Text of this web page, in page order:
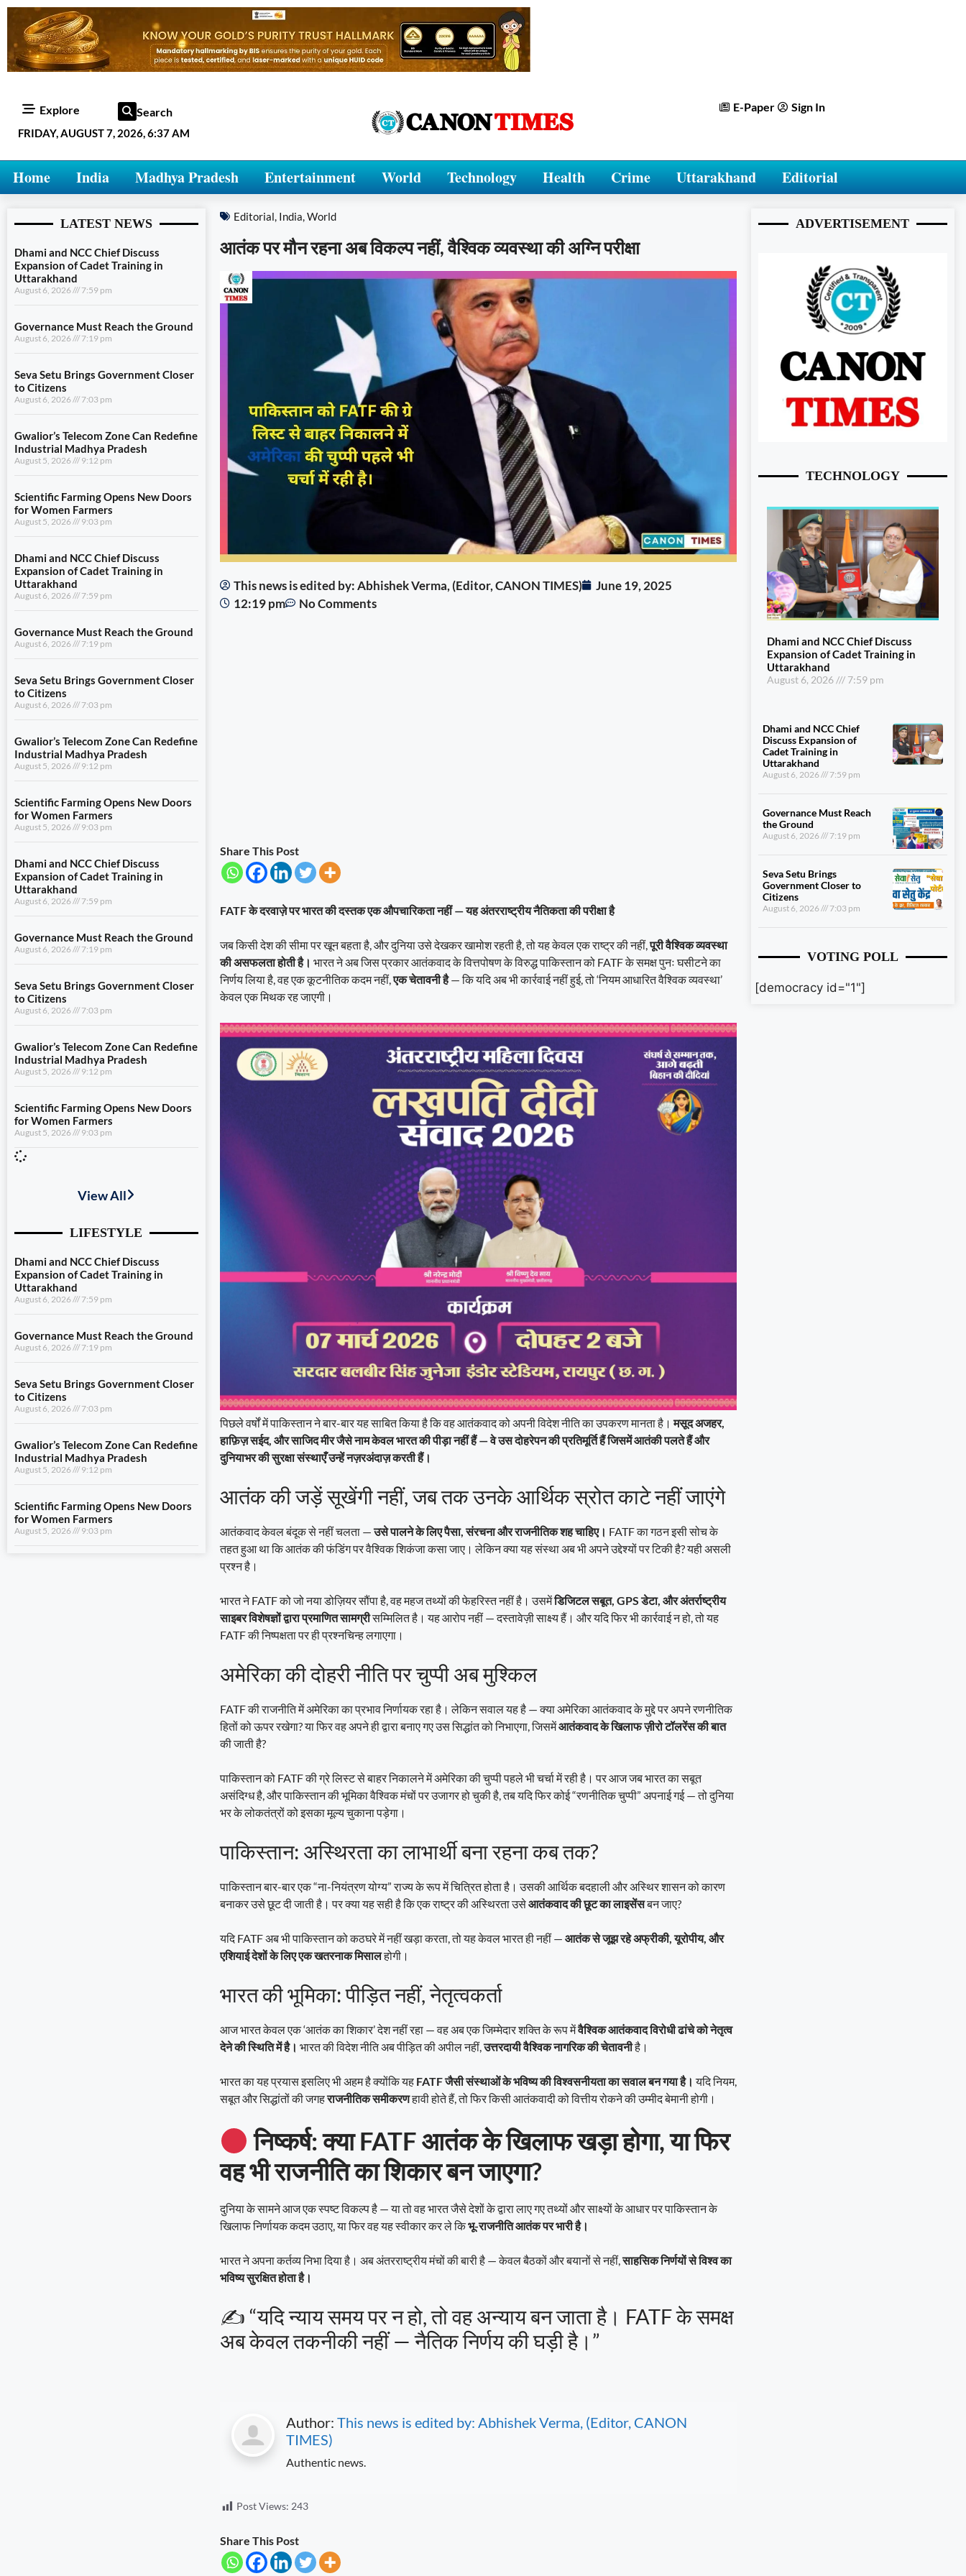
Explore Search
FRIDAY, AUGUST 7, 2026, 6:37 AM
E-Paper Sign In
Home India Madhya Pradesh Entertainment World Technology Health Crime Uttarakhand Editorial
LATEST NEWS
Dhami and NCC Chief Discuss
Expansion of Cadet Training in
Uttarakhand
August 6, 2026 7:59 pm
Governance Must Reach the Ground
August 6, 2026 7:19 pm
Seva Setu Brings Government Closer
to Citizens
August 6, 2026 7:03 pm
Gwalior’s Telecom Zone Can Redefine
Industrial Madhya Pradesh
August 5, 2026 9:12 pm
Scientific Farming Opens New Doors
for Women Farmers
August 5, 2026 9:03 pm
Dhami and NCC Chief Discuss
Expansion of Cadet Training in
Uttarakhand
August 6, 2026 7:59 pm
Governance Must Reach the Ground
August 6, 2026 7:19 pm
Seva Setu Brings Government Closer
to Citizens
August 6, 2026 7:03 pm
Gwalior’s Telecom Zone Can Redefine
Industrial Madhya Pradesh
August 5, 2026 9:12 pm
Scientific Farming Opens New Doors
for Women Farmers
August 5, 2026 9:03 pm
Dhami and NCC Chief Discuss
Expansion of Cadet Training in
Uttarakhand
August 6, 2026 7:59 pm
Governance Must Reach the Ground
August 6, 2026 7:19 pm
Seva Setu Brings Government Closer
to Citizens
August 6, 2026 7:03 pm
Gwalior’s Telecom Zone Can Redefine
Industrial Madhya Pradesh
August 5, 2026 9:12 pm
Scientific Farming Opens New Doors
for Women Farmers
August 5, 2026 9:03 pm
View All
LIFESTYLE
Dhami and NCC Chief Discuss
Expansion of Cadet Training in
Uttarakhand
August 6, 2026 7:59 pm
Governance Must Reach the Ground
August 6, 2026 7:19 pm
Seva Setu Brings Government Closer
to Citizens
August 6, 2026 7:03 pm
Gwalior’s Telecom Zone Can Redefine
Industrial Madhya Pradesh
August 5, 2026 9:12 pm
Scientific Farming Opens New Doors
for Women Farmers
August 5, 2026 9:03 pm
Editorial, India,World
आतंक पर मौन रहना अब विकल्प नहीं, वैश्विक व्यवस्था की अग्नि परीक्षा
This news is edited by: Abhishek Verma, (Editor, CANON TIMES)
June 19, 2025
12:19 pm
No Comments
Share This Post
FATF के दरवाज़े पर भारत की दस्तक एक औपचारिकता नहीं — यह अंतरराष्ट्रीय नैतिकता की परीक्षा है
जब किसी देश की सीमा पर खून बहता है, और दुनिया उसे देखकर खामोश रहती है, तो यह केवल एक राष्ट्र की नहीं,पूरी वैश्विक व्यवस्था
की असफलता होती है। भारत ने अब जिस प्रकार आतंकवाद के वित्तपोषण के विरुद्ध पाकिस्तान को FATF के समक्ष पुनः घसीटने का
निर्णय लिया है, वह एक कूटनीतिक कदम नहीं,एक चेतावनी है— कि यदि अब भी कार्रवाई नहीं हुई, तो ‘नियम आधारित वैश्विक व्यवस्था’
केवल एक मिथक रह जाएगी।
पिछले वर्षों में पाकिस्तान ने बार-बार यह साबित किया है कि वह आतंकवाद को अपनी विदेश नीति का उपकरण मानता है।मसूद अजहर,
हाफ़िज़ सईद, और साजिद मीर जैसे नाम केवल भारत की पीड़ा नहीं हैं — वे उस दोहरेपन की प्रतिमूर्ति हैं जिसमें आतंकी पलते हैं और
दुनियाभर की सुरक्षा संस्थाएँ उन्हें नज़रअंदाज़ करती हैं।
आतंक की जड़ें सूखेंगी नहीं, जब तक उनके आर्थिक स्रोत काटे नहीं जाएंगे
आतंकवाद केवल बंदूक से नहीं चलता —उसे पालने के लिए पैसा, संरचना और राजनीतिक शह चाहिए। FATF का गठन इसी सोच के
तहत हुआ था कि आतंक की फंडिंग पर वैश्विक शिकंजा कसा जाए। लेकिन क्या यह संस्था अब भी अपने उद्देश्यों पर टिकी है? यही असली
प्रश्न है।
भारत ने FATF को जो नया डोज़ियर सौंपा है, वह महज तथ्यों की फेहरिस्त नहीं है। उसमेंडिजिटल सबूत, GPS डेटा, और अंतर्राष्ट्रीय
साइबर विशेषज्ञों द्वारा प्रमाणित सामग्रीसम्मिलित है। यह आरोप नहीं — दस्तावेज़ी साक्ष्य हैं। और यदि फिर भी कार्रवाई न हो, तो यह
FATF की निष्पक्षता पर ही प्रश्नचिन्ह लगाएगा।
अमेरिका की दोहरी नीति पर चुप्पी अब मुश्किल
FATF की राजनीति में अमेरिका का प्रभाव निर्णायक रहा है। लेकिन सवाल यह है — क्या अमेरिका आतंकवाद के मुद्दे पर अपने रणनीतिक
हितों को ऊपर रखेगा? या फिर वह अपने ही द्वारा बनाए गए उस सिद्धांत को निभाएगा, जिसमेंआतंकवाद के खिलाफ ज़ीरो टॉलरेंस की बात
की जाती है?
पाकिस्तान को FATF की ग्रे लिस्ट से बाहर निकालने में अमेरिका की चुप्पी पहले भी चर्चा में रही है। पर आज जब भारत का सबूत
असंदिग्ध है, और पाकिस्तान की भूमिका वैश्विक मंचों पर उजागर हो चुकी है, तब यदि फिर कोई “रणनीतिक चुप्पी” अपनाई गई — तो दुनिया
भर के लोकतंत्रों को इसका मूल्य चुकाना पड़ेगा।
पाकिस्तान: अस्थिरता का लाभार्थी बना रहना कब तक?
पाकिस्तान बार-बार एक “ना-नियंत्रण योग्य” राज्य के रूप में चित्रित होता है। उसकी आर्थिक बदहाली और अस्थिर शासन को कारण
बनाकर उसे छूट दी जाती है। पर क्या यह सही है कि एक राष्ट्र की अस्थिरता उसेआतंकवाद की छूट का लाइसेंसबन जाए?
यदि FATF अब भी पाकिस्तान को कठघरे में नहीं खड़ा करता, तो यह केवल भारत ही नहीं — आतंक से जूझ रहे अफ्रीकी, यूरोपीय, और
एशियाई देशों के लिए एक खतरनाक मिसालहोगी।
भारत की भूमिका: पीड़ित नहीं, नेतृत्वकर्ता
आज भारत केवल एक ‘आतंक का शिकार’ देश नहीं रहा — वह अब एक जिम्मेदार शक्ति के रूप मेंवैश्विक आतंकवाद विरोधी ढांचे को नेतृत्व
देने की स्थिति में है। भारत की विदेश नीति अब पीड़ित की अपील नहीं,उत्तरदायी वैश्विक नागरिक की चेतावनीहै।
भारत का यह प्रयास इसलिए भी अहम है क्योंकि यह FATF जैसी संस्थाओं के भविष्य की विश्वसनीयता का सवाल बन गया है। यदि नियम,
सबूत और सिद्धांतों की जगहराजनीतिक समीकरणहावी होते हैं, तो फिर किसी आतंकवादी को वित्तीय रोकने की उम्मीद बेमानी होगी।
निष्कर्ष: क्या FATF आतंक के खिलाफ खड़ा होगा, या फिर
वह भी राजनीति का शिकार बन जाएगा?
दुनिया के सामने आज एक स्पष्ट विकल्प है — या तो वह भारत जैसे देशों के द्वारा लाए गए तथ्यों और साक्ष्यों के आधार पर पाकिस्तान के
खिलाफ निर्णायक कदम उठाए, या फिर वह यह स्वीकार कर ले किभू-राजनीति आतंक पर भारी है।
भारत ने अपना कर्तव्य निभा दिया है। अब अंतरराष्ट्रीय मंचों की बारी है — केवल बैठकों और बयानों से नहीं,साहसिक निर्णयों से विश्व का
भविष्य सुरक्षित होता है।
✍️ “यदि न्याय समय पर न हो, तो वह अन्याय बन जाता है। FATF के समक्ष
अब केवल तकनीकी नहीं — नैतिक निर्णय की घड़ी है।”
Author: This news is edited by: Abhishek Verma, (Editor, CANON
TIMES)
Authentic news.
Post Views: 243
Share This Post
ADVERTISEMENT
TECHNOLOGY
Dhami and NCC Chief Discuss
Expansion of Cadet Training in
Uttarakhand
August 6, 2026 7:59 pm
Dhami and NCC Chief
Discuss Expansion of
Cadet Training in
Uttarakhand
August 6, 2026 7:59 pm
Governance Must Reach
the Ground
August 6, 2026 7:19 pm
Seva Setu Brings
Government Closer to
Citizens
August 6, 2026 7:03 pm
VOTING POLL
[democracy id="1"]